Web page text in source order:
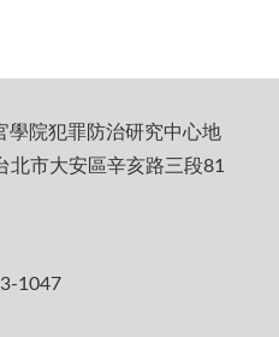
學院犯罪防治研究中心地
北市大安區辛亥路三段81
1047